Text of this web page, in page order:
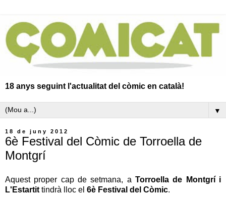
18 anys seguint l'actualitat del còmic en català!
▼
18 de juny 2012
6è Festival del Còmic de Torroella de
Montgrí
Aquest proper cap de setmana, a Torroella de Montgrí i
L'Estartit tindrà lloc el 6è Festival del Còmic.